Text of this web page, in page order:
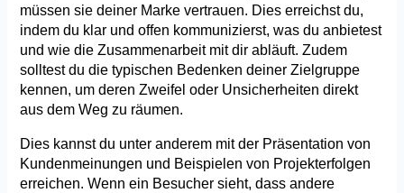
müssen sie deiner Marke vertrauen. Dies erreichst du,
indem du klar und offen kommunizierst, was du anbietest
und wie die Zusammenarbeit mit dir abläuft. Zudem
solltest du die typischen Bedenken deiner Zielgruppe
kennen, um deren Zweifel oder Unsicherheiten direkt
aus dem Weg zu räumen.
Dies kannst du unter anderem mit der Präsentation von
Kundenmeinungen und Beispielen von Projekterfolgen
erreichen. Wenn ein Besucher sieht, dass andere